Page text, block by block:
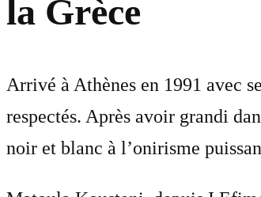
la Grèce
Arrivé à Athènes en 1991 avec
respectés. Après avoir grandi
noir et blanc à l’onirisme